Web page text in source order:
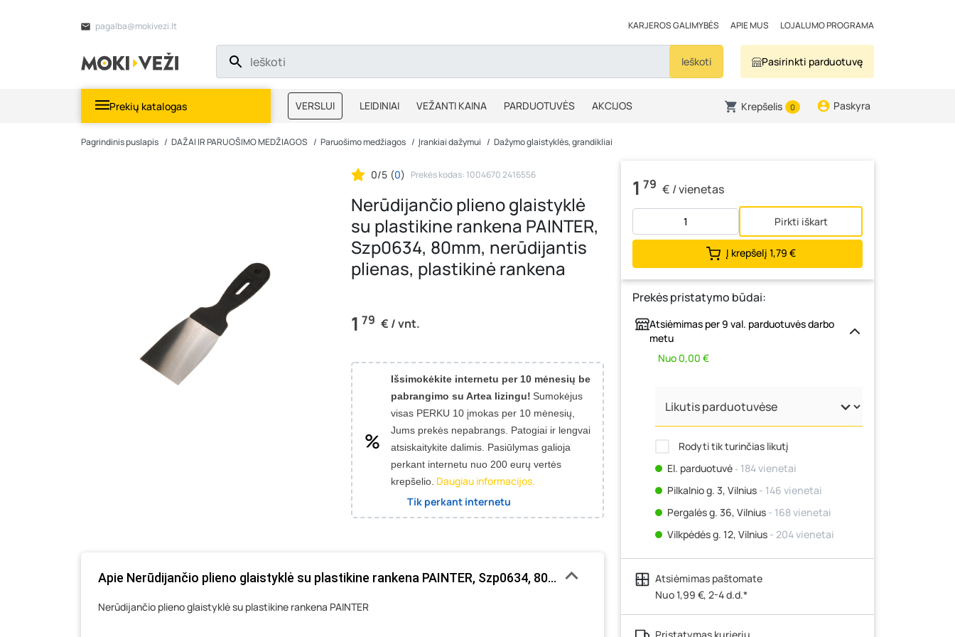
pagalba@mokivezi.lt KARJEROS GALIMYBĖS APIE MUS LOJALUMO PROGRAMA
Ieškoti Pasirinkti parduotuvę
Prekių katalogas VERSLUI LEIDINIAI VEŽANTI KAINA PARDUOTUVĖS AKCIJOS
MOKIBLOGAS IŠPARDAVIMAS
Krepšelis 0 Paskyra
Pagrindinis puslapis DAŽAI IR PARUOŠIMO MEDŽIAGOS Paruošimo medžiagos Įrankiai dažymui Dažymo glaistyklės, grandikliai
0/5 (0) Prekės kodas: 1004670 2416556
Nerūdijančio plieno glaistyklė
su plastikine rankena PAINTER,
Szp0634, 80mm, nerūdijantis
plienas, plastikinė rankena
1 79 € / vnt.
Išsimokėkite internetu per 10 mėnesių be
pabrangimo su Artea lizingu! Sumokėjus
visas PERKU 10 įmokas per 10 mėnesių,
Jums prekės nepabrangs. Patogiai ir lengvai
atsiskaitykite dalimis. Pasiūlymas galioja
perkant internetu nuo 200 eurų vertės
krepšelio. Daugiau informacijos.
Tik perkant internetu
Apie Nerūdijančio plieno glaistyklė su plastikine rankena PAINTER, Szp0634, 80mm, nerūdijantis plienas, plastikinė rankena
Nerūdijančio plieno glaistyklė su plastikine rankena PAINTER
1 79 € / vienetas
Pirkti iškart
Į krepšelį 1,79 €
Prekės pristatymo būdai:
Atsiėmimas per 9 val. parduotuvės darbo
metu
Nuo 0,00 €
Rodyti tik turinčias likutį
El. parduotuvė‐ 184 vienetai
Pilkalnio g. 3, Vilnius - 146 vienetai
Pergalės g. 36, Vilnius - 168 vienetai
Vilkpėdės g. 12, Vilnius - 204 vienetai
Ateities g. 15, Vilnius- 205 vienetai
Kauno r., Narsiečių k., Vytauto g. 183,
Kaunas - 239 vienetai
Šilutės pl. 83A, Klaipėda- 139 vienetai
Atsiėmimas paštomate
Nuo 1,99 €, 2-4 d.d.*